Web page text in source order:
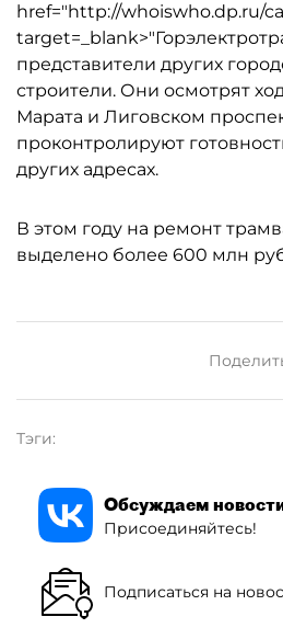
href="http://whoiswho.dp.ru/
представители других
строители. Они осмотрят
Марата и Лиговском
проконтролируют
других адресах.
В этом году на ремонт
выделено более 600 млн
Тэги:
Обсуждаем
Присоединяйтесь!
Подписаться на